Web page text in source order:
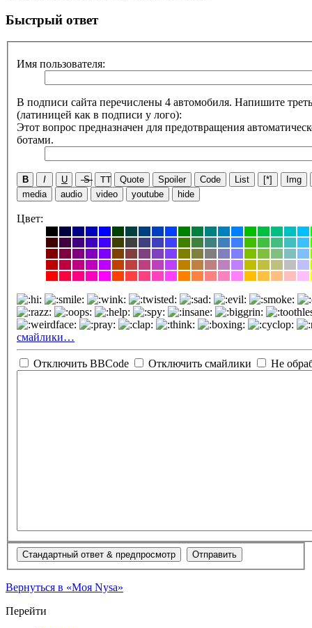
Быстрый ответ
Имя пользователя:
В подписи сайта перечислены 4 автомобиля. Напишите
(латиницей как в подписи у лого):
Этот вопрос предназначен для предотвращения
ботами.
B I U S TT Quote Spoiler Code List [*]
Img
media
audio video youtube hide
Цвет:
смайлики…
Отключить BBCode Отключить смайлики Не
Вернуться в «Моя Nysa»
Перейти